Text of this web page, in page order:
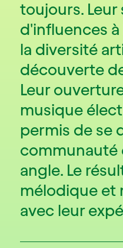
toujours.
d'influences
la diversité
découverte
Leur
musique
permis de se
communauté
angle. Le
mélodique et
avec leur